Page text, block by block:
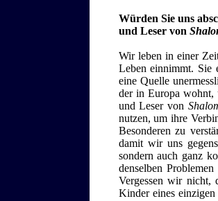
Würden Sie uns
und Leser von
Wir leben in einer
Leben einnimmt. Sie
eine Quelle
der in Europa wohnt,
und Leser von
nutzen, um ihre
Besonderen zu
damit wir uns
sondern auch ganz
denselben
Vergessen wir nicht,
Kinder eines